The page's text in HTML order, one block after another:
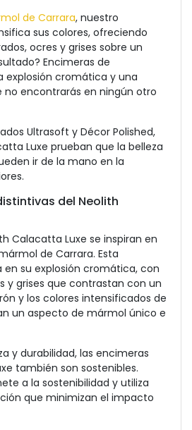
de Carrara, nuestro
sus colores, ofreciendo
ocres y grises sobre un
Encimeras de
explosión cromática y una
encontrarás en ningún otro
Ultrasoft y Décor Polished,
Luxe prueban que la belleza
ir de la mano en la
del Neolith
Calacatta Luxe se inspiran en
de Carrara. Esta
en su explosión cromática, con
y grises que contrastan con un
y los colores intensificados de
un aspecto de mármol único e
y durabilidad, las encimeras
también son sostenibles.
a la sostenibilidad y utiliza
que minimizan el impacto